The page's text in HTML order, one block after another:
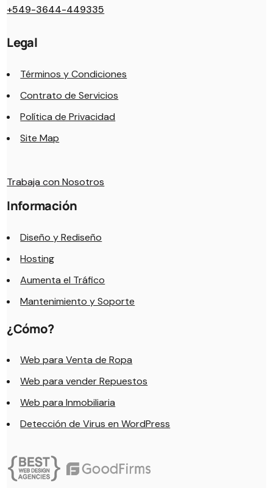
+549-3644-449335
Legal
Términos y Condiciones
Contrato de Servicios
Política de Privacidad
Site Map
Trabaja con Nosotros
Información
Diseño y Rediseño
Hosting
Aumenta el Tráfico
Mantenimiento y Soporte
¿Cómo?
Web para Venta de Ropa
Web para vender Repuestos
Web para Inmobiliaria
Detección de Virus en WordPress